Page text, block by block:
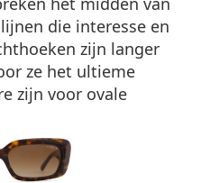
die interesse en
zijn langer
ze het ultieme
zijn voor ovale